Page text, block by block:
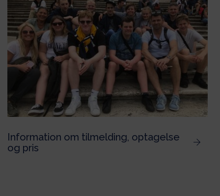
Information om tilmelding, optagelse
og pris